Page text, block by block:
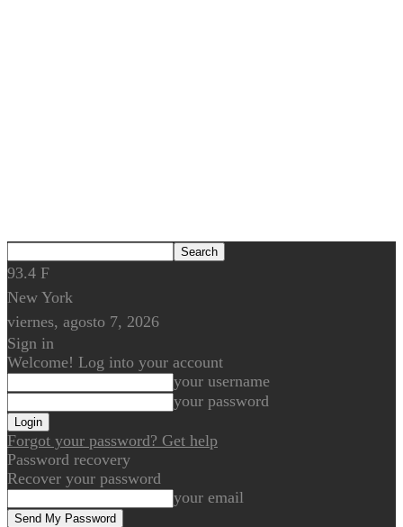
93.4 F
New York
viernes, agosto 7, 2026
Sign in
Welcome! Log into your account
your username
your password
Forgot your password? Get help
Password recovery
Recover your password
your email